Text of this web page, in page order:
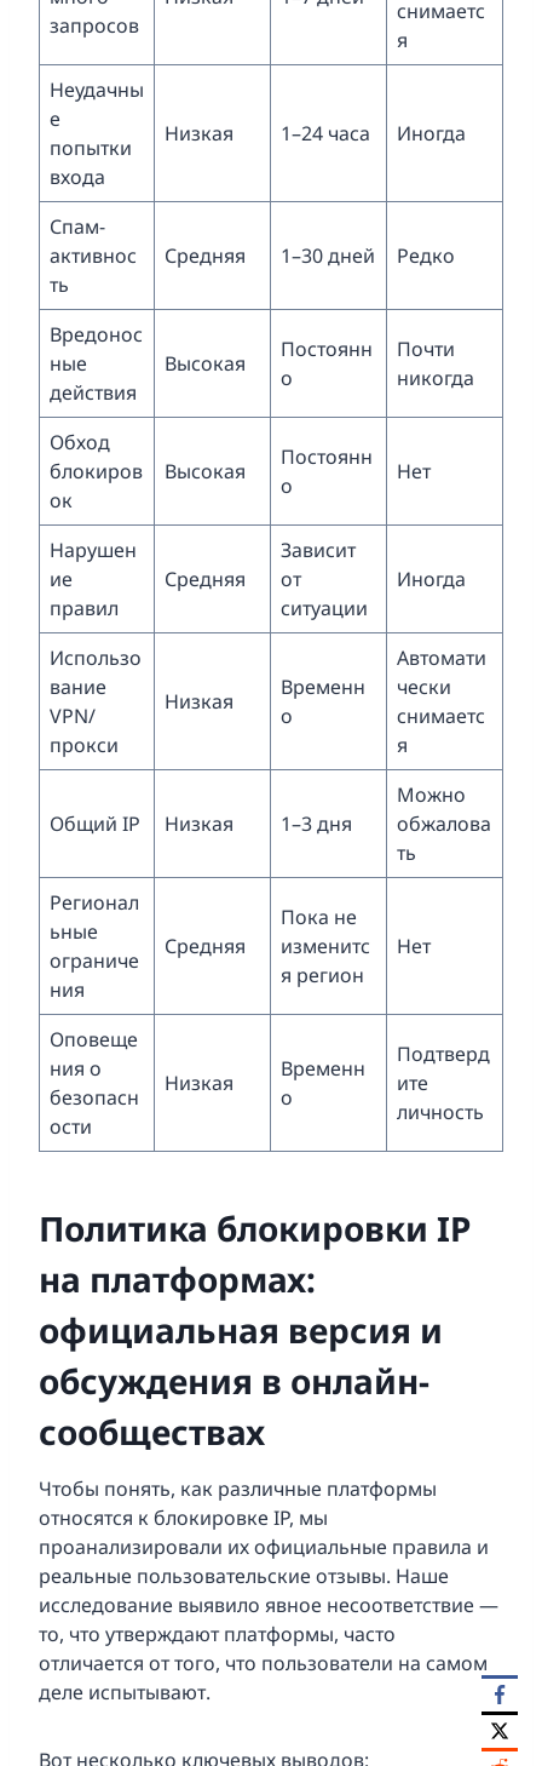
запросов
снимаетс
я
Неудачны
е
попытки
входа
Низкая 1–24 часа Иногда
Спам-
активнос
ть
Средняя 1–30 дней Редко
Вредонос
ные
действия
Высокая
Постоянн
о
Почти
никогда
Обход
блокиров
ок
Высокая
Постоянн
о
Нет
Нарушен
ие
правил
Средняя
Зависит
от
ситуации
Иногда
Использо
вание
VPN/
прокси
Низкая
Временн
о
Автомати
чески
снимаетс
я
Общий IP Низкая 1–3 дня
Можно
обжалова
ть
Регионал
ьные
ограниче
ния
Средняя
Пока не
изменитс
я регион
Нет
Оповеще
ния о
безопасн
ости
Низкая
Временн
о
Подтверд
ите
личность
Политика блокировки IP
на платформах:
официальная версия и
обсуждения в онлайн-
сообществах
Чтобы понять, как различные платформы
относятся к блокировке IP, мы
проанализировали их официальные правила и
реальные пользовательские отзывы. Наше
исследование выявило явное несоответствие —
то, что утверждают платформы, часто
отличается от того, что пользователи на самом
деле испытывают.
Вот несколько ключевых выводов: